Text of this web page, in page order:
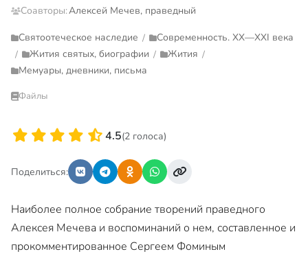
Соавторы:Алексей Мечев, праведный
Святоотеческое наследие /
Современность. XX—XXI века
/
Жития святых, биографии / Жития /
Мемуары, дневники, письма
Файлы
4.5(2 голоса)
Поделиться:
Наиболее полное собрание творений праведного
Алексея Мечева и воспоминаний о нем, составленное и
прокомментированное Сергеем Фоминым